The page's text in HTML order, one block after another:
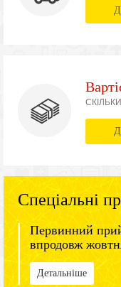
Спеціальні
Первинний
впродовж
Детальніше